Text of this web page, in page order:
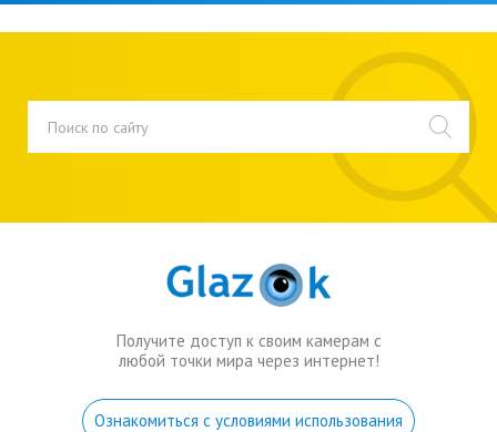
Получите доступ к своим камерам с
любой точки мира через интернет!
Ознакомиться с условиями использования